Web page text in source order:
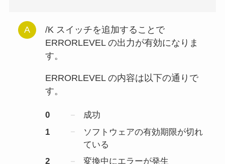
/K スイッチを追加することで
ERRORLEVEL の出力が有効になりま
す。
ERRORLEVEL の内容は以下の通りで
す。
0
成功
1
ソフトウェアの有効期限が切れ
ている
2
変換中にエラーが発生